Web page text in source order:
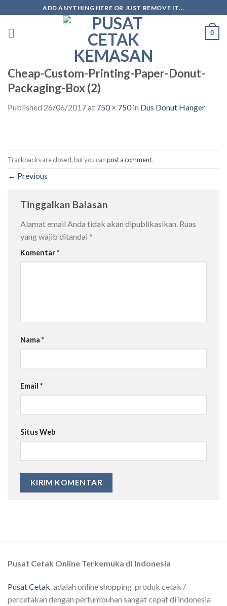
ADD ANYTHING HERE OR JUST REMOVE IT...
0
Cheap-Custom-Printing-Paper-Donut-
Packaging-Box (2)
Published 26/06/2017at 750 × 750in Dus Donut Hanger
Trackbacks are closed, but you canpost a comment.
← Previous
Tinggalkan Balasan
Alamat email Anda tidak akan dipublikasikan. Ruas
yang wajib ditandai *
Komentar*
Nama *
Email *
Situs Web
Pusat Cetak Online Terkemuka di Indonesia
Pusat Cetak adalah online shopping produk cetak /
percetakan dengan pertumbuhan sangat cepat di indonesia